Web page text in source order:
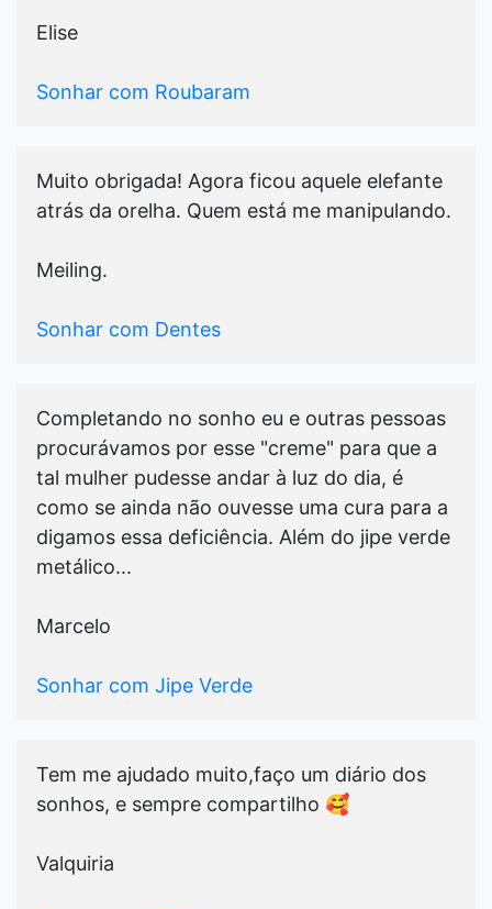
Elise
Sonhar com Roubaram
Muito obrigada! Agora ficou aquele elefante
atrás da orelha. Quem está me manipulando.
Meiling.
Sonhar com Dentes
Completando no sonho eu e outras pessoas
procurávamos por esse "creme" para que a
tal mulher pudesse andar à luz do dia, é
como se ainda não ouvesse uma cura para a
digamos essa deficiência. Além do jipe verde
metálico...
Marcelo
Sonhar com Jipe Verde
Tem me ajudado muito,faço um diário dos
sonhos, e sempre compartilho 🥰
Valquiria